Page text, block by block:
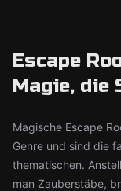
Escape
Magie, die
Magische Escape
Genre und sind die
thematischen.
man Zauberstäbe,